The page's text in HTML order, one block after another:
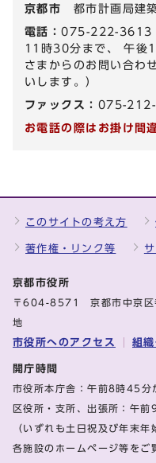
京都市 都市計画局建
電話：075-222-3613
11時30分まで、 午後
さまからのお問い合わ
いします。）
ファックス： 075-
お電話の際はお掛け間
このサイトの考え方
著作権・リンク等
京都市役所
〒604-8571 京都市中京区
地
市役所へのアクセス 組
開庁時間
市役所本庁舎：午前8時45
区役所・支所、出張所：午
（いずれも土日祝及び年末年
各施設のホームページ等をご